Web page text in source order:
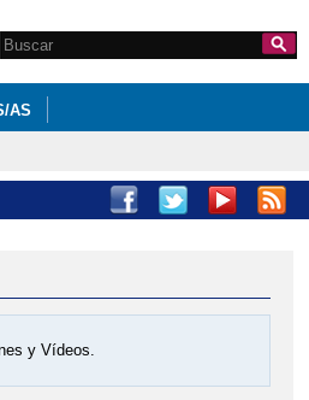
Formulario de
búsqueda
Search this site
AS
ALCUDIA
y Vídeos.